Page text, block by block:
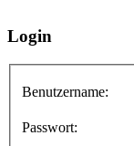
Login
Benutzername:
Passwort: